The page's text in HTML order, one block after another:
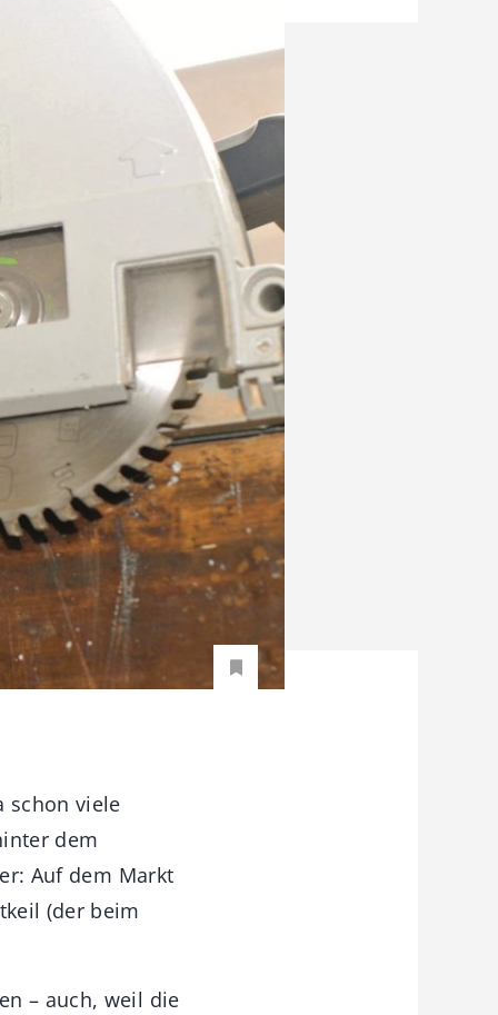
schon viele
dem
Auf dem Markt
(der beim
– auch, weil die